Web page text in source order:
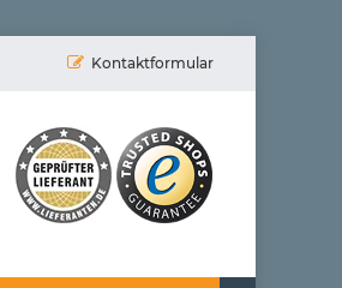
Kontaktformular